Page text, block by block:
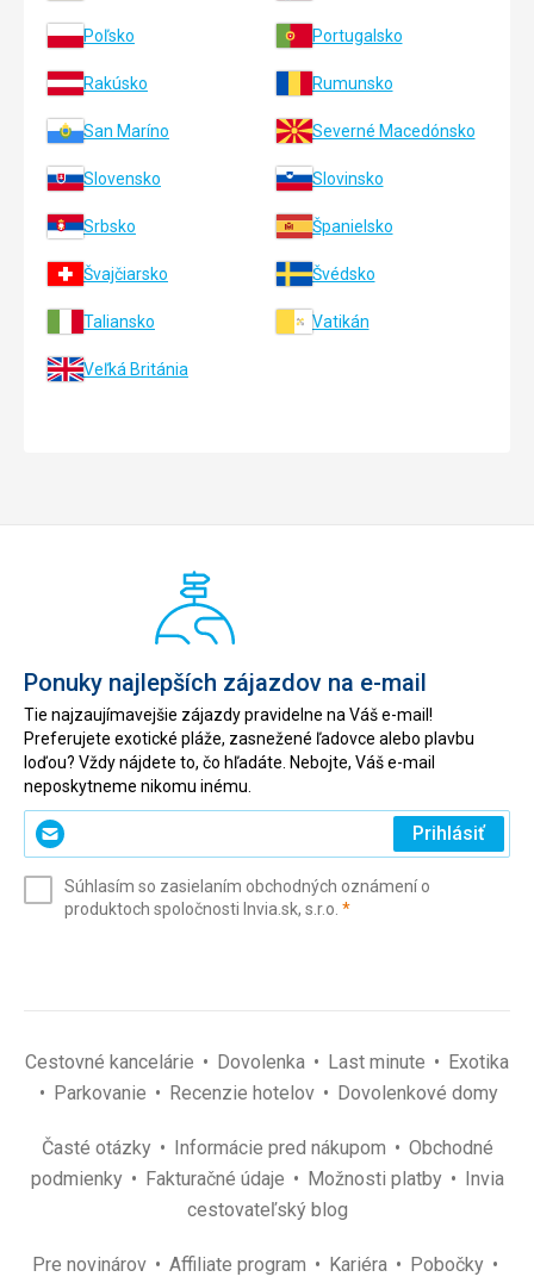
Poľsko Portugalsko
Rakúsko Rumunsko
San Maríno Severné Macedónsko
Slovensko Slovinsko
Srbsko Španielsko
Švajčiarsko Švédsko
Taliansko Vatikán
Veľká Británia
Ponuky najlepších zájazdov na e-mail
Tie najzaujímavejšie zájazdy pravidelne na Váš e-mail!
Preferujete exotické pláže, zasnežené ľadovce alebo plavbu
loďou? Vždy nájdete to, čo hľadáte. Nebojte, Váš e-mail
neposkytneme nikomu inému.
Zadajte
svoj
(povinné)
Prihlásiť
Súhlasím so zasielaním obchodných oznámení o
produktoch spoločnosti Invia.sk, s.r.o. *(povinné)
Cestovné kancelárie Dovolenka Last minute
Exotika
Parkovanie
Recenzie hotelov Dovolenkové domy
Časté otázky Informácie pred nákupom
Obchodné
podmienky
Fakturačné údaje Možnosti platby
Invia
cestovateľský blog
Pre novinárov Affiliate program Kariéra
Pobočky